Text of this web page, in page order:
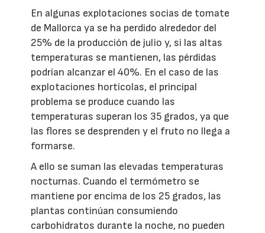
En algunas explotaciones socias de tomate
de Mallorca ya se ha perdido alrededor del
25% de la producción de julio y, si las altas
temperaturas se mantienen, las pérdidas
podrían alcanzar el 40%. En el caso de las
explotaciones hortícolas, el principal
problema se produce cuando las
temperaturas superan los 35 grados, ya que
las flores se desprenden y el fruto no llega a
formarse.
A ello se suman las elevadas temperaturas
nocturnas. Cuando el termómetro se
mantiene por encima de los 25 grados, las
plantas continúan consumiendo
carbohidratos durante la noche, no pueden